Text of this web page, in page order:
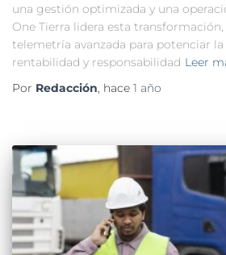
una gestión optimizada y una
One Tierra lidera esta
telemetría avanzada para potenciar la
rentabilidad y responsabilidad Leer
Por Redacción, hace 1 año